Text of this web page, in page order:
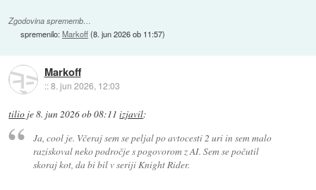
Zgodovina sprememb…
spremenilo:Markoff(8. jun 2026 ob 11:57)
Markoff
::8. jun 2026, 12:03
tilio je8. jun 2026 ob 08:11 izjavil:
Ja, cool je. Včeraj sem se peljal po avtocesti 2 uri in sem malo
raziskoval neko področje s pogovorom z AI. Sem se počutil
skoraj kot, da bi bil v seriji Knight Rider.